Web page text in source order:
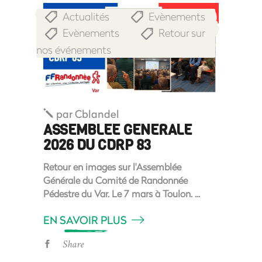
Actualités Evènements ,
Evènements
Retour sur
nos événements
parCblandel
ASSEMBLEE GENERALE
2026 DU CDRP 83
Retour en images sur l'Assemblée
Générale du Comité de Randonnée
Pédestre du Var. Le 7 mars à Toulon.
EN SAVOIR PLUS
Share